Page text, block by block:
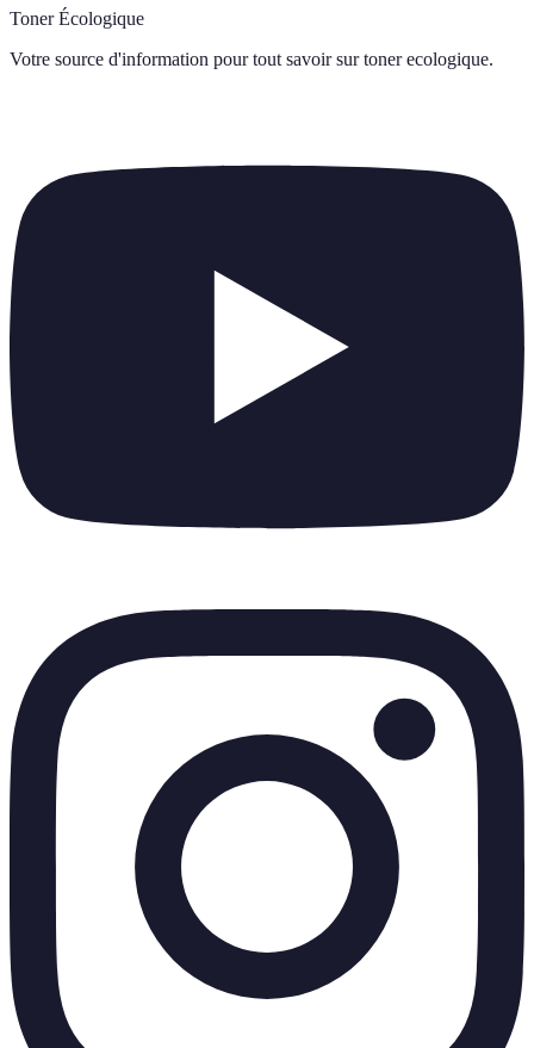
Toner Écologique
Votre source d'information pour tout savoir sur toner ecologique.